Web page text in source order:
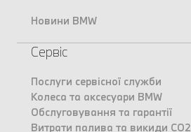
Новини BMW
Сервіс
Послуги сервісної служби
Колеса та аксесуари BMW
Обслуговування та гарантії
Витрати палива та викиди CO2